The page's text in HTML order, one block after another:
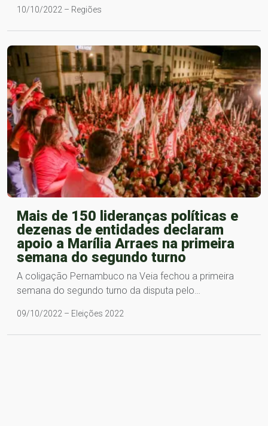
10/10/2022 – Regiões
Mais de 150 lideranças políticas e
dezenas de entidades declaram
apoio a Marília Arraes na primeira
semana do segundo turno
A coligação Pernambuco na Veia fechou a primeira
semana do segundo turno da disputa pelo…
09/10/2022 – Eleições 2022